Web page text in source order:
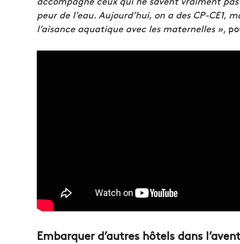
peur de l’eau. Aujourd’hui, on a des CP-CE1,
l’aisance aquatique avec les maternelles »,
Embarquer d’autres hôtels dans